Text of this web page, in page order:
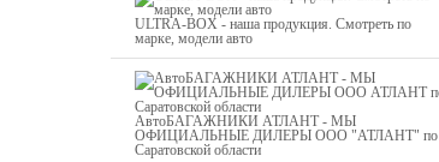
ULTRA-BOX - наша продукция. Смотреть по
марке, модели авто
АвтоБАГАЖНИКИ АТЛАНТ - МЫ
ОФИЦИАЛЬНЫЕ ДИЛЕРЫ ООО "АТЛАНТ" по
Саратовской области